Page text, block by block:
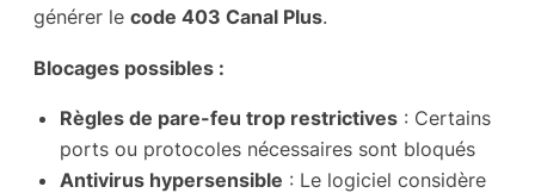
générer le code 403 Canal Plus.
Blocages possibles :
Règles de pare-feu trop restrictives : Certains
ports ou protocoles nécessaires sont bloqués
Antivirus hypersensible : Le logiciel considère